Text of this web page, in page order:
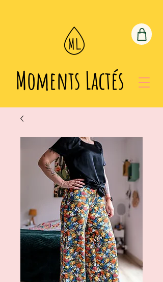
Moments Lactés